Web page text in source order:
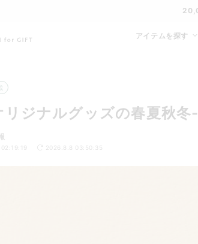
アイテムを探す
リジナルグッズの春夏秋冬-
02:19:19 2026.8.8 03:50:35